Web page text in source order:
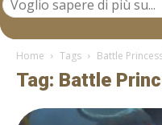
Home Tags Battle
Tag: Battle